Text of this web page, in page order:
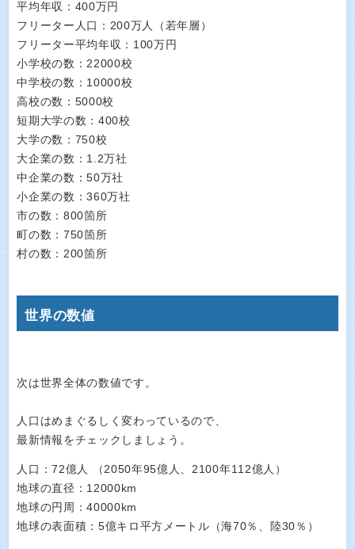
平均年収：400万円
フリーター人口：200万人（若年層）
フリーター平均年収：100万円
小学校の数：22000校
中学校の数：10000校
高校の数：5000校
短期大学の数：400校
大学の数：750校
大企業の数：1.2万社
中企業の数：50万社
小企業の数：360万社
市の数：800箇所
町の数：750箇所
村の数：200箇所
世界の数値
次は世界全体の数値です。
人口はめまぐるしく変わっているので、
最新情報をチェックしましょう。
人口：72億人 （2050年95億人、2100年112億人）
地球の直径：12000km
地球の円周：40000km
地球の表面積：5億キロ平方メートル（海70％、陸30％）